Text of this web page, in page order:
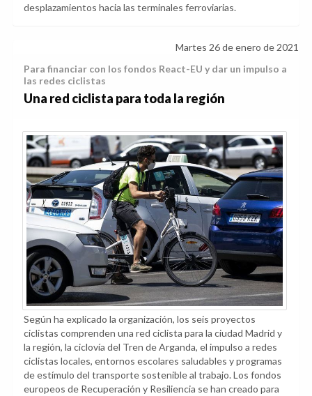
desplazamientos hacia las terminales ferroviarias.
Martes 26 de enero de 2021
Para financiar con los fondos React-EU y dar un impulso a
las redes ciclistas
Una red ciclista para toda la región
Según ha explicado la organización, los seis proyectos
ciclistas comprenden una red ciclista para la ciudad Madrid y
la región, la ciclovía del Tren de Arganda, el impulso a redes
ciclistas locales, entornos escolares saludables y programas
de estímulo del transporte sostenible al trabajo. Los fondos
europeos de Recuperación y Resiliencia se han creado para